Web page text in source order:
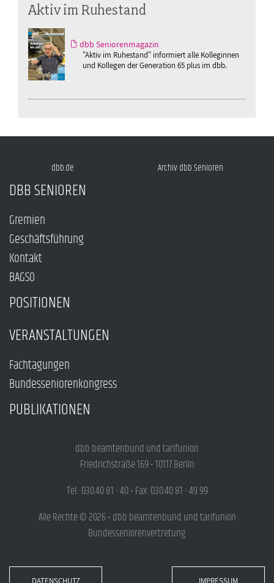
Aktiv im Ruhestand
dbb Seniorenmagazin
"Aktiv im Ruhestand" informiert alle Kolleginnen
und Kollegen der Generation 65 plus im dbb.
dbb.de Archiv dbb Senioren
DBB SENIOREN
Gremien
Geschäftsführung
Kontakt
BAGSO
POSITIONEN
VERANSTALTUNGEN
Fachtagungen
Bundesseniorenkongress
PUBLIKATIONEN
dbb beamtenbund und tarifunion
Friedrichstraße 169 • 10117 Berlin
Tel.: 030.40 81 - 40 • Fax: 030.40 81 - 49 99
Alle Rechte © 2026 • dbb beamtenbund und tarifunion
Bundesseniorenvertretung